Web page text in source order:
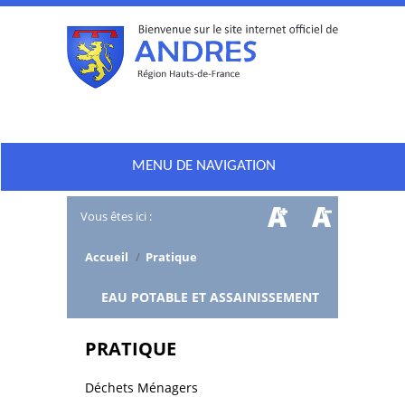
MENU DE NAVIGATION
Vous êtes ici :
Accueil / Pratique
EAU POTABLE ET ASSAINISSEMENT
PRATIQUE
Déchets Ménagers